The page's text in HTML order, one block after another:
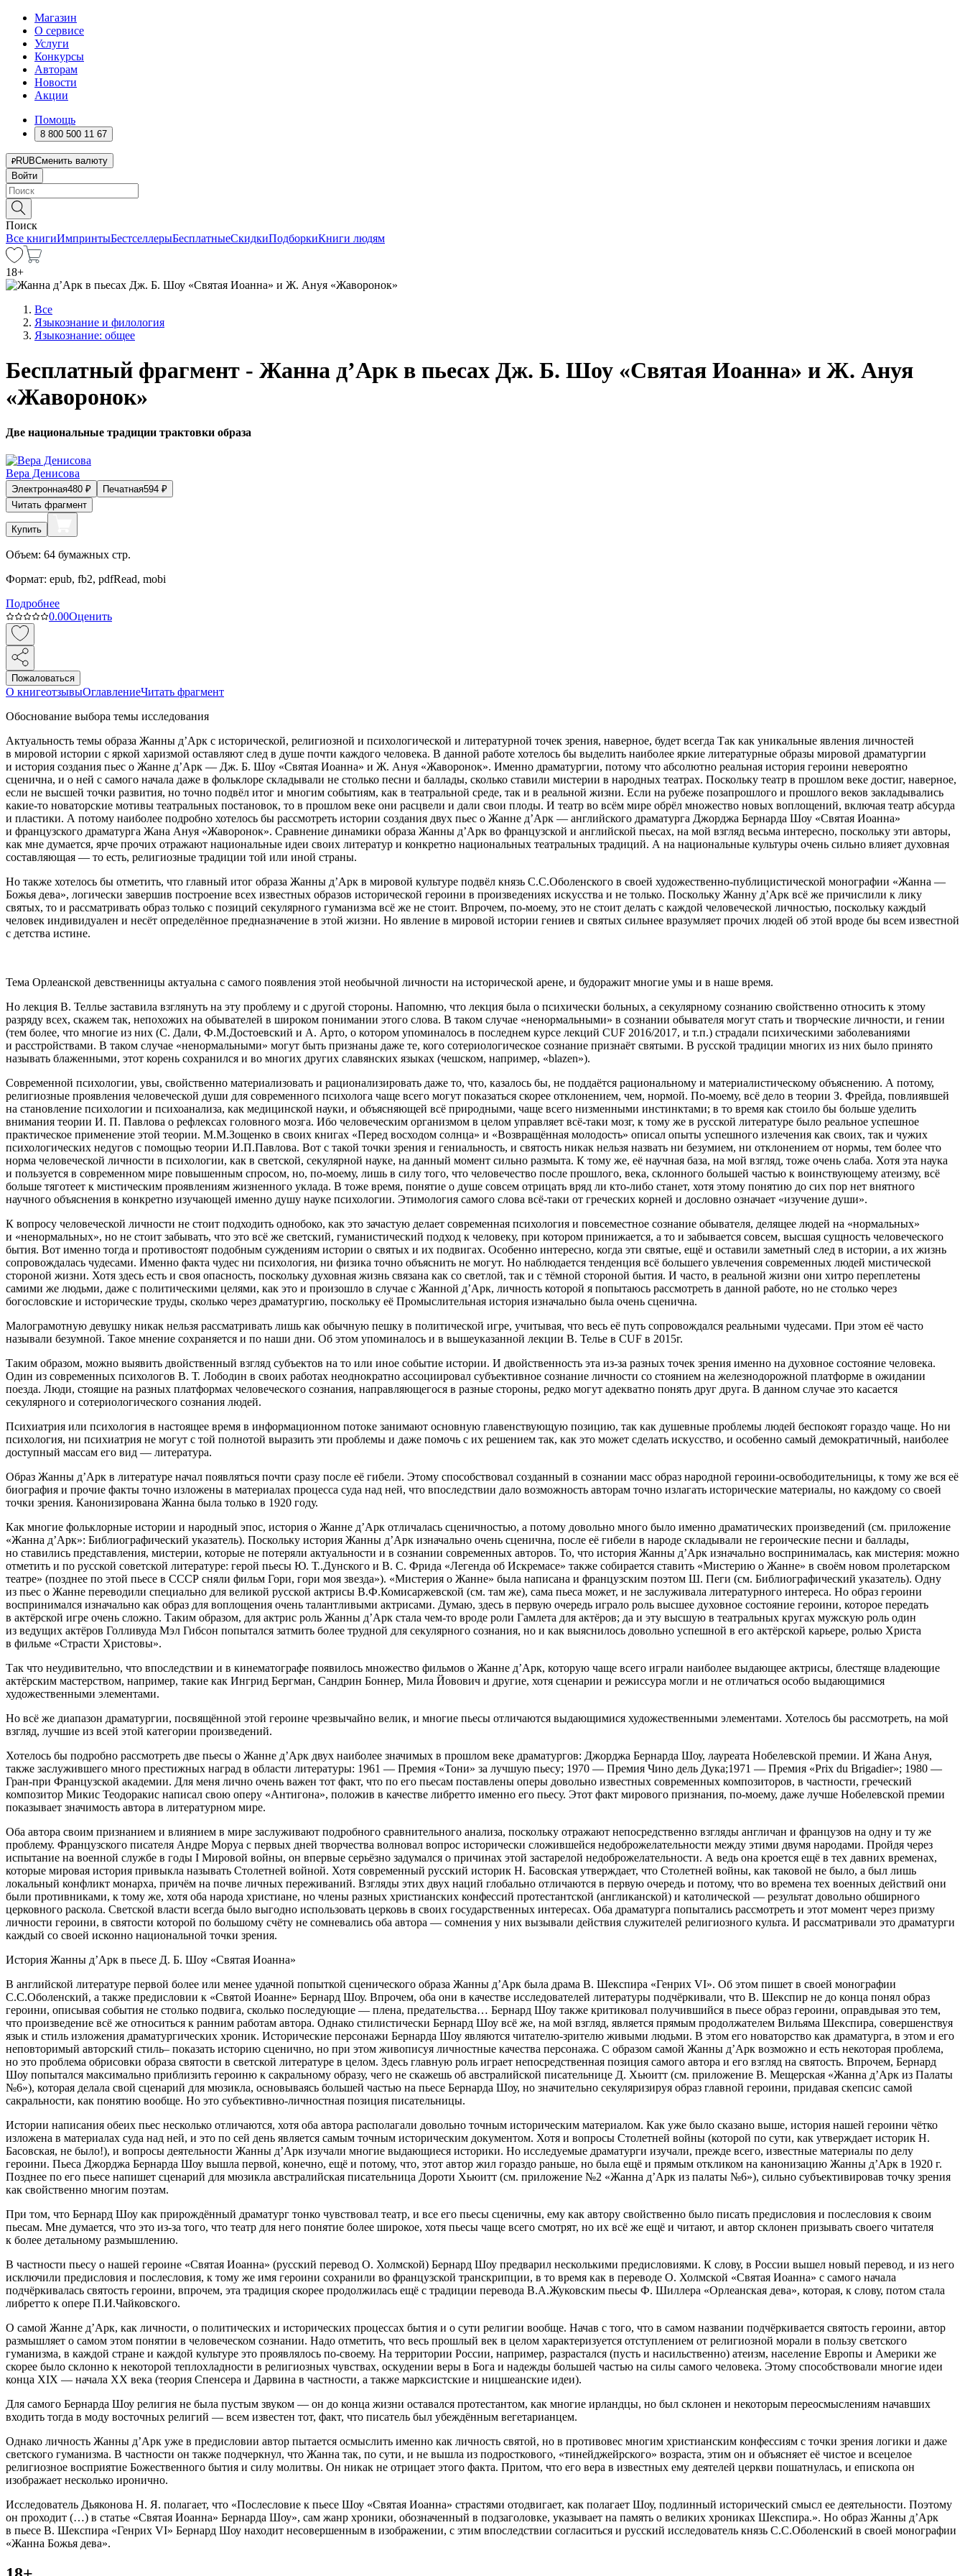
Магазин
О сервисе
Услуги
Конкурсы
Авторам
Новости
Акции
Помощь
8 800 500 11 67
RUBСменить валюту
Войти
Поиск
Все книгиИмпринтыБестселлерыБесплатныеСкидкиПодборкиКниги людям
18+
Все
Языкознание и филология
Языкознание: общее
Бесплатный фрагмент - Жанна д’Арк в пьесах Дж. Б. Шоу «Святая Иоанна» и Ж. Ануя
«Жаворонок»
Две национальные традиции трактовки образа
Вера Денисова
Электронная480 ₽ Печатная594 ₽
Читать фрагмент
Купить
Объем: 64 бумажных стр.
Формат: epub, fb2, pdfRead, mobi
Подробнее
0.00Оценить
Пожаловаться
О книгеотзывыОглавлениеЧитать фрагмент
Обоснование выбора темы исследования
Актуальность темы образа Жанны д’Арк с исторической, религиозной и психологической и литературной точек зрения, наверное, будет всегда Так как уникальные явления личностей
в мировой истории с яркой харизмой оставляют след в душе почти каждого человека. В данной работе хотелось бы выделить наиболее яркие литературные образы мировой драматургии
и история создания пьес о Жанне д’Арк — Дж. Б. Шоу «Святая Иоанна» и Ж. Ануя «Жаворонок». Именно драматургии, потому что абсолютно реальная история героини невероятно
сценична, и о ней с самого начала даже в фольклоре складывали не столько песни и баллады, сколько ставили мистерии в народных театрах. Поскольку театр в прошлом веке достиг, наверное,
если не высшей точки развития, но точно подвёл итог и многим событиям, как в театральной среде, так и в реальной жизни. Если на рубеже позапрошлого и прошлого веков закладывались
какие-то новаторские мотивы театральных постановок, то в прошлом веке они расцвели и дали свои плоды. И театр во всём мире обрёл множество новых воплощений, включая театр абсурда
и пластики. А потому наиболее подробно хотелось бы рассмотреть истории создания двух пьес о Жанне д’Арк — английского драматурга Джорджа Бернарда Шоу «Святая Иоанна»
и французского драматурга Жана Ануя «Жаворонок». Сравнение динамики образа Жанны д’Арк во французской и английской пьесах, на мой взгляд весьма интересно, поскольку эти авторы,
как мне думается, ярче прочих отражают национальные идеи своих литератур и конкретно национальных театральных традиций. А на национальные культуры очень сильно влияет духовная
составляющая — то есть, религиозные традиции той или иной страны.
Но также хотелось бы отметить, что главный итог образа Жанны д’Арк в мировой культуре подвёл князь С.С.Оболенского в своей художественно-публицистической монографии «Жанна —
Божья дева», логически завершив построение всех известных образов исторической героини в произведениях искусства и не только. Поскольку Жанну д’Арк всё же причислили к лику
святых, то и рассматривать образ только с позиций секулярного гуманизма всё же не стоит. Впрочем, по-моему, это не стоит делать с каждой человеческой личностью, поскольку каждый
человек индивидуален и несёт определённое предназначение в этой жизни. Но явление в мировой истории гениев и святых сильнее вразумляет прочих людей об этой вроде бы всем известной
с детства истине.
Тема Орлеанской девственницы актуальна с самого появления этой необычной личности на исторической арене, и будоражит многие умы и в наше время.
Но лекция В. Теллье заставила взглянуть на эту проблему и с другой стороны. Напомню, что лекция была о психически больных, а секулярному сознанию свойственно относить к этому
разряду всех, скажем так, непохожих на обывателей в широком понимании этого слова. В таком случае «ненормальными» в сознании обывателя могут стать и творческие личности, и гении
(тем более, что многие из них (С. Дали, Ф.М.Достоевский и А. Арто, о котором упоминалось в последнем курсе лекций CUF 2016/2017, и т.п.) страдали психическими заболеваниями
и расстройствами. В таком случае «ненормальными» могут быть признаны даже те, кого сотериологическое сознание признаёт святыми. В русской традиции многих из них было принято
называть блаженными, этот корень сохранился и во многих других славянских языках (чешском, например, «blazen»).
Современной психологии, увы, свойственно материализовать и рационализировать даже то, что, казалось бы, не поддаётся рациональному и материалистическому объяснению. А потому,
религиозные проявления человеческой души для современного психолога чаще всего могут показаться скорее отклонением, чем, нормой. По-моему, всё дело в теории З. Фрейда, повлиявшей
на становление психологии и психоанализа, как медицинской науки, и объясняющей всё природными, чаще всего низменными инстинктами; в то время как стоило бы больше уделить
внимания теории И. П. Павлова о рефлексах головного мозга. Ибо человеческим организмом в целом управляет всё-таки мозг, к тому же в русской литературе было реальное успешное
практическое применение этой теории. М.М.Зощенко в своих книгах «Перед восходом солнца» и «Возвращённая молодость» описал опыты успешного излечения как своих, так и чужих
психологических недугов с помощью теории И.П.Павлова. Вот с такой точки зрения и гениальность, и святость никак нельзя назвать ни безумием, ни отклонением от нормы, тем более что
норма человеческой личности в психологии, как в светской, секулярной науке, на данный момент сильно размыта. К тому же, её научная база, на мой взгляд, тоже очень слаба. Хотя эта наука
и пользуется в современном мире повышенным спросом, но, по-моему, лишь в силу того, что человечество после прошлого, века, склонного большей частью к воинствующему атеизму, всё
больше тяготеет к мистическим проявлениям жизненного уклада. В тоже время, понятие о душе совсем отрицать вряд ли кто-либо станет, хотя этому понятию до сих пор нет внятного
научного объяснения в конкретно изучающей именно душу науке психологии. Этимология самого слова всё-таки от греческих корней и дословно означает «изучение души».
К вопросу человеческой личности не стоит подходить однобоко, как это зачастую делает современная психология и повсеместное сознание обывателя, делящее людей на «нормальных»
и «ненормальных», но не стоит забывать, что это всё же светский, гуманистический подход к человеку, при котором принижается, а то и забывается совсем, высшая сущность человеческого
бытия. Вот именно тогда и противостоят подобным суждениям истории о святых и их подвигах. Особенно интересно, когда эти святые, ещё и оставили заметный след в истории, а их жизнь
сопровождалась чудесами. Именно факта чудес ни психология, ни физика точно объяснить не могут. Но наблюдается тенденция всё большего увлечения современных людей мистической
стороной жизни. Хотя здесь есть и своя опасность, поскольку духовная жизнь связана как со светлой, так и с тёмной стороной бытия. И часто, в реальной жизни они хитро переплетены
самими же людьми, даже с политическими целями, как это и произошло в случае с Жанной д’Арк, личность которой я попытаюсь рассмотреть в данной работе, но не столько через
богословские и исторические труды, сколько через драматургию, поскольку её Промыслительная история изначально была очень сценична.
Малограмотную девушку никак нельзя рассматривать лишь как обычную пешку в политической игре, учитывая, что весь её путь сопровождался реальными чудесами. При этом её часто
называли безумной. Такое мнение сохраняется и по наши дни. Об этом упоминалось и в вышеуказанной лекции В. Телье в CUF в 2015г.
Таким образом, можно выявить двойственный взгляд субъектов на то или иное событие истории. И двойственность эта из-за разных точек зрения именно на духовное состояние человека.
Один из современных психологов В. Т. Лободин в своих работах неоднократно ассоциировал субъективное сознание личности со стоянием на железнодорожной платформе в ожидании
поезда. Люди, стоящие на разных платформах человеческого сознания, направляющегося в разные стороны, редко могут адекватно понять друг друга. В данном случае это касается
секулярного и сотериологического сознания людей.
Психиатрия или психология в настоящее время в информационном потоке занимают основную главенствующую позицию, так как душевные проблемы людей беспокоят гораздо чаще. Но ни
психология, ни психиатрия не могут с той полнотой выразить эти проблемы и даже помочь с их решением так, как это может сделать искусство, и особенно самый демократичный, наиболее
доступный массам его вид — литература.
Образ Жанны д’Арк в литературе начал появляться почти сразу после её гибели. Этому способствовал созданный в сознании масс образ народной героини-освободительницы, к тому же вся её
биография и прочие факты точно изложены в материалах процесса суда над ней, что впоследствии дало возможность авторам точно излагать исторические материалы, но каждому со своей
точки зрения. Канонизирована Жанна была только в 1920 году.
Как многие фольклорные истории и народный эпос, история о Жанне д’Арк отличалась сценичностью, а потому довольно много было именно драматических произведений (см. приложение
«Жанна д’Арк»: Библиографический указатель). Поскольку история Жанны д’Арк изначально очень сценична, после её гибели в народе складывали не героические песни и баллады,
но ставились представления, мистерии, которые не потеряли актуальности и в сознании современных авторов. То, что история Жанны д’Арк изначально воспринималась, как мистерия: можно
отметить и по русской советской литературе: герой пьесы Ю. Т..Дунского и В. С. Фрида «Легенда об Искремасе» также собирается ставить «Мистерию о Жанне» в своём новом пролетарском
театре» (позднее по этой пьесе в СССР сняли фильм Гори, гори моя звезда»). «Мистерия о Жанне» была написана и французским поэтом Ш. Пеги (см. Библиографический указатель). Одну
из пьес о Жанне переводили специально для великой русской актрисы В.Ф.Комисаржевской (см. там же), сама пьеса может, и не заслуживала литературного интереса. Но образ героини
воспринимался изначально как образ для воплощения очень талантливыми актрисами. Думаю, здесь в первую очередь играло роль высшее духовное состояние героини, которое передать
в актёрской игре очень сложно. Таким образом, для актрис роль Жанны д’Арк стала чем-то вроде роли Гамлета для актёров; да и эту высшую в театральных кругах мужскую роль один
из ведущих актёров Голливуда Мэл Гибсон попытался затмить более трудной для секулярного сознания, но и как выяснилось довольно успешной в его актёрской карьере, ролью Христа
в фильме «Страсти Христовы».
Так что неудивительно, что впоследствии и в кинематографе появилось множество фильмов о Жанне д’Арк, которую чаще всего играли наиболее выдающее актрисы, блестяще владеющие
актёрским мастерством, например, такие как Ингрид Бергман, Сандрин Боннер, Мила Йовович и другие, хотя сценарии и режиссура могли и не отличаться особо выдающимися
художественными элементами.
Но всё же диапазон драматургии, посвящённой этой героине чрезвычайно велик, и многие пьесы отличаются выдающимися художественными элементами. Хотелось бы рассмотреть, на мой
взгляд, лучшие из всей этой категории произведений.
Хотелось бы подробно рассмотреть две пьесы о Жанне д’Арк двух наиболее значимых в прошлом веке драматургов: Джорджа Бернарда Шоу, лауреата Нобелевской премии. И Жана Ануя,
также заслужившего много престижных наград в области литературы: 1961 — Премия «Тони» за лучшую пьесу; 1970 — Премия Чино дель Дука;1971 — Премия «Prix du Brigadier»; 1980 —
Гран-при Французской академии. Для меня лично очень важен тот факт, что по его пьесам поставлены оперы довольно известных современных композиторов, в частности, греческий
композитор Микис Теодоракис написал свою оперу «Антигона», положив в качестве либретто именно его пьесу. Этот факт мирового признания, по-моему, даже лучше Нобелевской премии
показывает значимость автора в литературном мире.
Оба автора своим признанием и влиянием в мире заслуживают подробного сравнительного анализа, поскольку отражают непосредственно взгляды англичан и французов на одну и ту же
проблему. Французского писателя Андре Моруа с первых дней творчества волновал вопрос исторически сложившейся недоброжелательности между этими двумя народами. Пройдя через
испытание на военной службе в годы I Мировой войны, он впервые серьёзно задумался о причинах этой застарелой недоброжелательности. А ведь она кроется ещё в тех давних временах,
которые мировая история привыкла называть Столетней войной. Хотя современный русский историк Н. Басовская утверждает, что Столетней войны, как таковой не было, а был лишь
локальный конфликт монарха, причём на почве личных переживаний. Взгляды этих двух наций глобально отличаются в первую очередь и потому, что во времена тех военных действий они
были противниками, к тому же, хотя оба народа христиане, но члены разных христианских конфессий протестантской (англиканской) и католической — результат довольно обширного
церковного раскола. Светской власти всегда было выгодно использовать церковь в своих государственных интересах. Оба драматурга попытались рассмотреть и этот момент через призму
личности героини, в святости которой по большому счёту не сомневались оба автора — сомнения у них вызывали действия служителей религиозного культа. И рассматривали это драматурги
каждый со своей исконно национальной точки зрения.
История Жанны д’Арк в пьесе Д. Б. Шоу «Святая Иоанна»
В английской литературе первой более или менее удачной попыткой сценического образа Жанны д’Арк была драма В. Шекспира «Генрих VI». Об этом пишет в своей монографии
С.С.Оболенский, а также предисловии к «Святой Иоанне» Бернард Шоу. Впрочем, оба они в качестве исследователей литературы подчёркивали, что В. Шекспир не до конца понял образ
героини, описывая события не столько подвига, сколько последующие — плена, предательства… Бернард Шоу также критиковал получившийся в пьесе образ героини, оправдывая это тем,
что произведение всё же относиться к ранним работам автора. Однако стилистически Бернард Шоу всё же, на мой взгляд, является прямым продолжателем Вильяма Шекспира, совершенствуя
язык и стиль изложения драматургических хроник. Исторические персонажи Бернарда Шоу являются читателю-зрителю живыми людьми. В этом его новаторство как драматурга, в этом и его
неповторимый авторский стиль– показать историю сценично, но при этом живописуя личностные качества персонажа. С образом самой Жанны д’Арк возможно и есть некоторая проблема,
но это проблема обрисовки образа святости в светской литературе в целом. Здесь главную роль играет непосредственная позиция самого автора и его взгляд на святость. Впрочем, Бернард
Шоу попытался максимально приблизить героиню к сакральному образу, чего не скажешь об австралийской писательнице Д. Хьюитт (см. приложение В. Мещерская «Жанна д’Арк из Палаты
№6»), которая делала свой сценарий для мюзикла, основываясь большей частью на пьесе Бернарда Шоу, но значительно секуляризируя образ главной героини, придавая скепсис самой
сакральности, как понятию вообще. Но это субъективно-личностная позиция писательницы.
Истории написания обеих пьес несколько отличаются, хотя оба автора располагали довольно точным историческим материалом. Как уже было сказано выше, история нашей героини чётко
изложена в материалах суда над ней, и это по сей день является самым точным историческим документом. Хотя и вопросы Столетней войны (которой по сути, как утверждает историк Н.
Басовская, не было!), и вопросы деятельности Жанны д’Арк изучали многие выдающиеся историки. Но исследуемые драматурги изучали, прежде всего, известные материалы по делу
героини. Пьеса Джорджа Бернарда Шоу вышла первой, конечно, ещё и потому, что, этот автор жил гораздо раньше, но была ещё и прямым откликом на канонизацию Жанны д’Арк в 1920 г.
Позднее по его пьесе напишет сценарий для мюзикла австралийская писательница Дороти Хьюитт (см. приложение №2 «Жанна д’Арк из палаты №6»), сильно субъективировав точку зрения
как свойственно многим поэтам.
При том, что Бернард Шоу как прирождённый драматург тонко чувствовал театр, и все его пьесы сценичны, ему как автору свойственно было писать предисловия и послесловия к своим
пьесам. Мне думается, что это из-за того, что театр для него понятие более широкое, хотя пьесы чаще всего смотрят, но их всё же ещё и читают, и автор склонен призывать своего читателя
к более детальному размышлению.
В частности пьесу о нашей героине «Святая Иоанна» (русский перевод О. Холмской) Бернард Шоу предварил несколькими предисловиями. К слову, в России вышел новый перевод, и из него
исключили предисловия и послесловия, к тому же имя героини сохранили во французской транскрипции, в то время как в переводе О. Холмской «Святая Иоанна» с самого начала
подчёркивалась святость героини, впрочем, эта традиция скорее продолжилась ещё с традиции перевода В.А.Жуковским пьесы Ф. Шиллера «Орлеанская дева», которая, к слову, потом стала
либретто к опере П.И.Чайковского.
О самой Жанне д’Арк, как личности, о политических и исторических процессах бытия и о сути религии вообще. Начав с того, что в самом названии подчёркивается святость героини, автор
размышляет о самом этом понятии в человеческом сознании. Надо отметить, что весь прошлый век в целом характеризуется отступлением от религиозной морали в пользу светского
гуманизма, в каждой стране и каждой культуре это проявлялось по-своему. На территории России, например, разрастался (пусть и насильственно) атеизм, население Европы и Америки же
скорее было склонно к некоторой теплохладности в религиозных чувствах, оскудении веры в Бога и надежды большей частью на силы самого человека. Этому способствовали многие идеи
конца ХIХ — начала ХХ века (теория Спенсера и Дарвина в частности, а также марксистские и ницшеанские идеи).
Для самого Бернарда Шоу религия не была пустым звуком — он до конца жизни оставался протестантом, как многие ирландцы, но был склонен и некоторым переосмыслениям начавших
входить тогда в моду восточных религий — всем известен тот, факт, что писатель был убеждённым вегетарианцем.
Однако личность Жанны д’Арк уже в предисловии автор пытается осмыслить именно как личность святой, но в противовес многим христианским конфессиям с точки зрения логики и даже
светского гуманизма. В частности он также подчеркнул, что Жанна так, по сути, и не вышла из подросткового, «тинейджейрского» возраста, этим он и объясняет её чистое и всецелое
религиозное восприятие Божественного бытия и силу молитвы. Он никак не отрицает этого факта. Притом, что его вера в известных ему деятелей церкви пошатнулась, и епископа он
изображает несколько иронично.
Исследователь Дьяконова Н. Я. полагает, что «Послесловие к пьесе Шоу «Святая Иоанна» страстями отодвигает, как полагает Шоу, подлинный исторический смысл ее деятельности. Поэтому
он проходит (…) в статье «Святая Иоанна» Бернарда Шоу», сам жанр хроники, обозначенный в подзаголовке, указывает на память о великих хрониках Шекспира.». Но образ Жанны д’Арк
в пьесе В. Шекспира «Генрих VI» Бернард Шоу находит несовершенным в изображении, с этим впоследствии согласиться и русский исследователь князь С.С.Оболенский в своей монографии
«Жанна Божья дева».